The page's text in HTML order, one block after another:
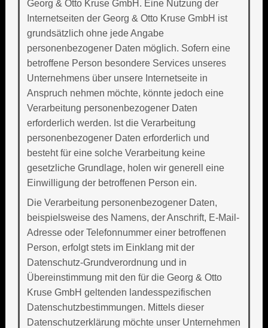
Georg & Otto Kruse GmbH. Eine Nutzung der
Internetseiten der Georg & Otto Kruse GmbH ist
grundsätzlich ohne jede Angabe
personenbezogener Daten möglich. Sofern eine
betroffene Person besondere Services unseres
Unternehmens über unsere Internetseite in
Anspruch nehmen möchte, könnte jedoch eine
Verarbeitung personenbezogener Daten
erforderlich werden. Ist die Verarbeitung
personenbezogener Daten erforderlich und
besteht für eine solche Verarbeitung keine
gesetzliche Grundlage, holen wir generell eine
Einwilligung der betroffenen Person ein.
Die Verarbeitung personenbezogener Daten,
beispielsweise des Namens, der Anschrift, E-Mail-
Adresse oder Telefonnummer einer betroffenen
Person, erfolgt stets im Einklang mit der
Datenschutz-Grundverordnung und in
Übereinstimmung mit den für die Georg & Otto
Kruse GmbH geltenden landesspezifischen
Datenschutzbestimmungen. Mittels dieser
Datenschutzerklärung möchte unser Unternehmen